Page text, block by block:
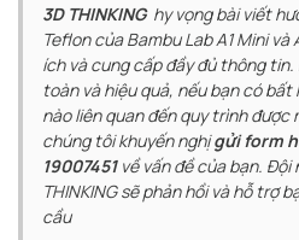
3D THINKINGhy vọng bài viết
Teflon của Bambu Lab A1 Mini
ích và cung cấp đầy đủ thông
toàn và hiệu quả, nếu bạn có
nào liên quan đến quy trình được
chúng tôi khuyến nghịgửi form
19007451về vấn đề của bạn. Đội
THINKING sẽ phản hồi và hỗ trợ
cầu